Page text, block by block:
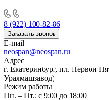
8 (922) 100-82-86
Заказать звонок
E-mail
neospan@neospan.ru
Адрес
г. Екатеринбург, пл. Первой
Уралмашзавод)
Режим работы
Пн. – Пт.: с 9:00 до 18:00